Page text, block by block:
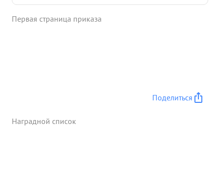
пр-ка:орудий разных-9 пулеметов-15
боевых задач отлично организовал и руководил
преследовании пр-ка, проявляя при этом личное
Первая страница приказа
Поделиться
Наградной список